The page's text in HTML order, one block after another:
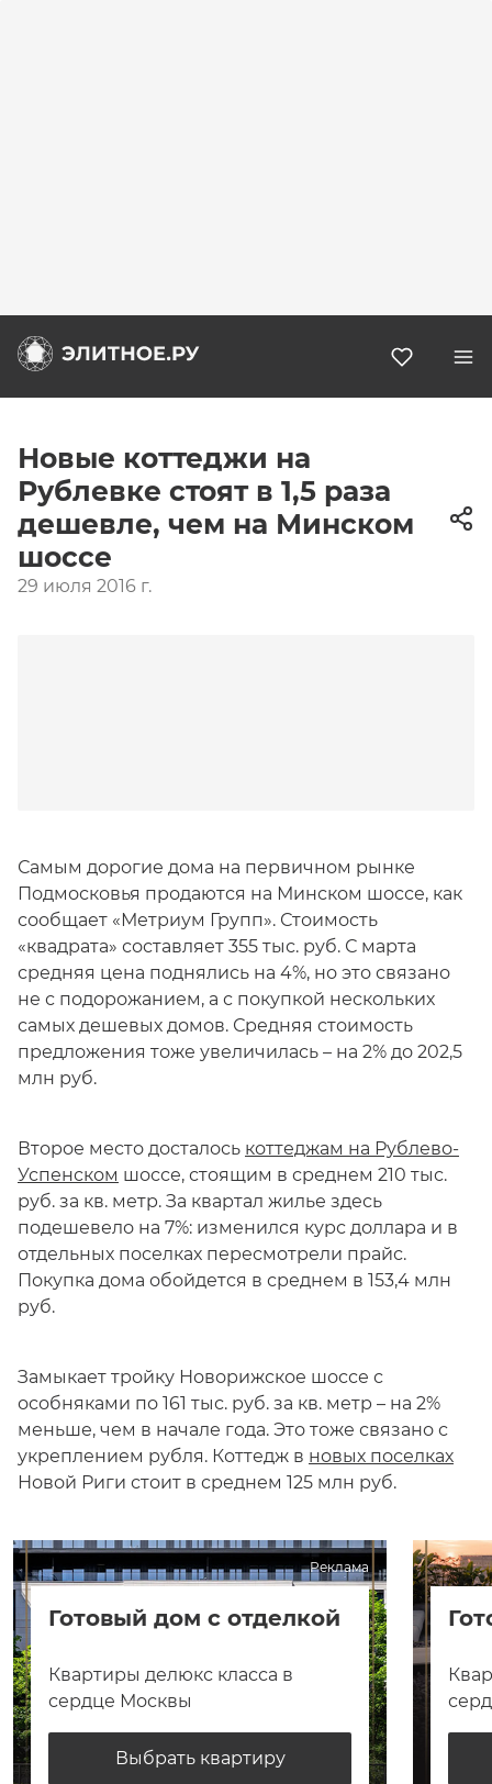
Новые коттеджи на
Рублевке стоят в 1,5 раза
дешевле, чем на Минском
шоссе
29 июля 2016 г.
Самым дорогие дома на первичном рынке
Подмосковья продаются на Минском шоссе, как
сообщает «Метриум Групп». Стоимость
«квадрата» составляет 355 тыс. руб. С марта
средняя цена поднялись на 4%, но это связано
не с подорожанием, а с покупкой нескольких
самых дешевых домов. Средняя стоимость
предложения тоже увеличилась – на 2% до 202,5
млн руб.
Второе место досталось коттеджам на Рублево-
Успенском шоссе, стоящим в среднем 210 тыс.
руб. за кв. метр. За квартал жилье здесь
подешевело на 7%: изменился курс доллара и в
отдельных поселках пересмотрели прайс.
Покупка дома обойдется в среднем в 153,4 млн
руб.
Замыкает тройку Новорижское шоссе с
особняками по 161 тыс. руб. за кв. метр – на 2%
меньше, чем в начале года. Это тоже связано с
укреплением рубля. Коттедж в новых поселках
Новой Риги стоит в среднем 125 млн руб.
Реклама
Готовый дом с отделкой
Квартиры делюкс класса в
сердце Москвы
Выбрать квартиру